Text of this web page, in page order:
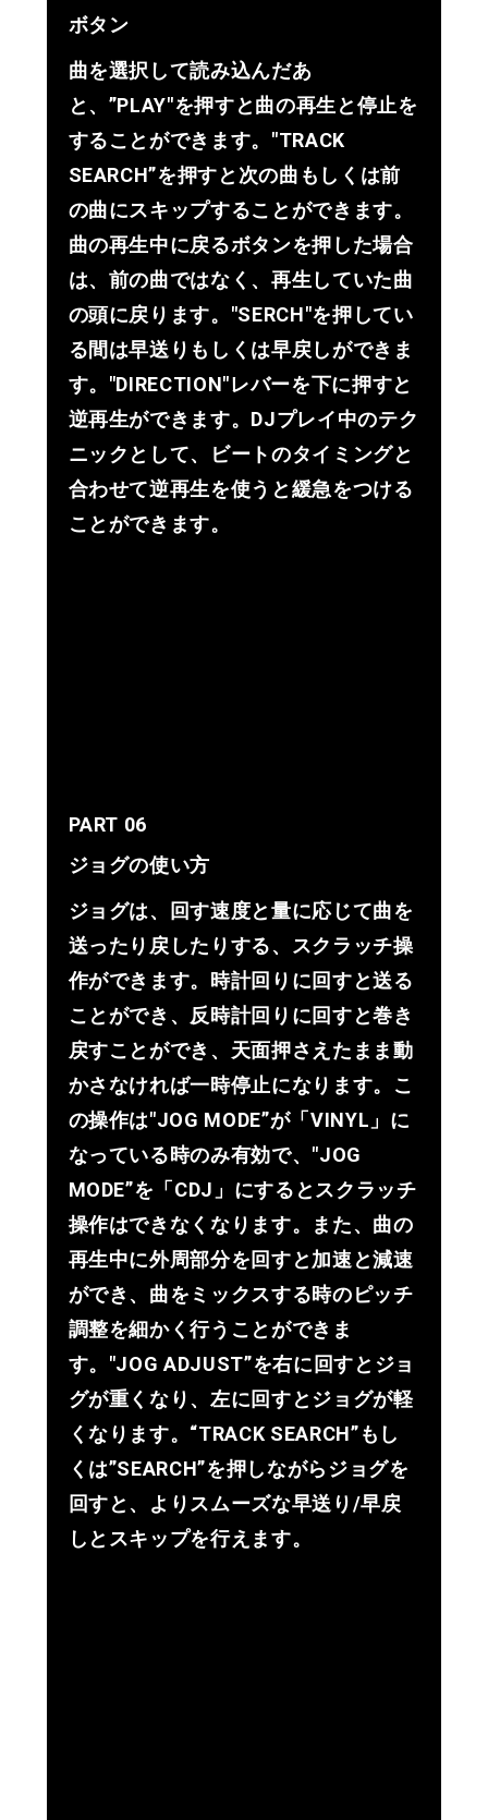
ボタン
曲を選択して読み込んだあ
と、”PLAY"を押すと曲の再生と停止を
することができます。"TRACK
SEARCH”を押すと次の曲もしくは前
の曲にスキップすることができます。
曲の再生中に戻るボタンを押した場合
は、前の曲ではなく、再生していた曲
の頭に戻ります。"SERCH"を押してい
る間は早送りもしくは早戻しができま
す。"DIRECTION"レバーを下に押すと
逆再生ができます。DJプレイ中のテク
ニックとして、ビートのタイミングと
合わせて逆再生を使うと緩急をつける
ことができます。
PART 06
ジョグの使い方
ジョグは、回す速度と量に応じて曲を
送ったり戻したりする、スクラッチ操
作ができます。時計回りに回すと送る
ことができ、反時計回りに回すと巻き
戻すことができ、天面押さえたまま動
かさなければ一時停止になります。こ
の操作は"JOG MODE”が「VINYL」に
なっている時のみ有効で、"JOG
MODE”を「CDJ」にするとスクラッチ
操作はできなくなります。また、曲の
再生中に外周部分を回すと加速と減速
ができ、曲をミックスする時のピッチ
調整を細かく行うことができま
す。"JOG ADJUST”を右に回すとジョ
グが重くなり、左に回すとジョグが軽
くなります。“TRACK SEARCH”もし
くは”SEARCH”を押しながらジョグを
回すと、よりスムーズな早送り/早戻
しとスキップを行えます。